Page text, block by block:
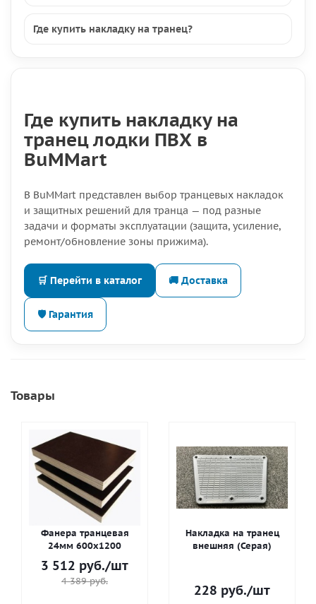
Где купить накладку на транец?
Где купить накладку на
транец лодки ПВХ в
BuMMart
В BuMMart представлен выбор транцевых накладок
и защитных решений для транца — под разные
задачи и форматы эксплуатации (защита, усиление,
ремонт/обновление зоны прижима).
🛒 Перейти в каталог 🚚 Доставка
🛡 Гарантия
Товары
Фанера транцевая
24мм 600х1200
3 512 руб./шт
4 389руб.
Накладка на транец
внешняя (Серая)
228 руб./шт